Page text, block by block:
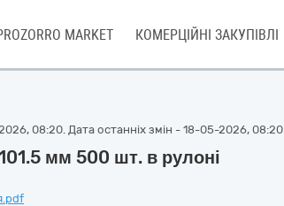
MARKET КОМЕРЦІЙНІ ЗАКУПІВЛІ
08:20. Дата останніх змін - 18-05-2026, 08:20
мм 500 шт. в рулоні